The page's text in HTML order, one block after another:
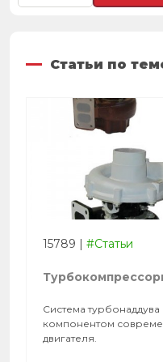
Статьи по
15789 | #Статьи
Cистема
компонентом
двигателя.